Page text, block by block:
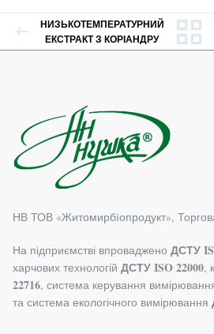
НИЗЬКОТЕМПЕРАТУРНИЙ
ЕКСТРАКТ З КОРІАНДРУ
НВ ТОВ «Житомирбiопродукт»,
На підприємстві впроваджено ДСТУ
харчових технологій ДСТУ ISO 22000,
22716, система керування
та система екологічного вимірювання